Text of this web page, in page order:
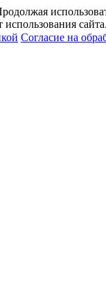
использования сайта.
Согласие на